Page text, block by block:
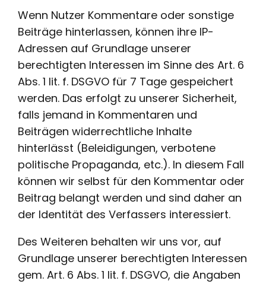
Wenn Nutzer Kommentare oder sonstige
Beiträge hinterlassen, können ihre IP-
Adressen auf Grundlage unserer
berechtigten Interessen im Sinne des Art. 6
Abs. 1 lit. f. DSGVO für 7 Tage gespeichert
werden. Das erfolgt zu unserer Sicherheit,
falls jemand in Kommentaren und
Beiträgen widerrechtliche Inhalte
hinterlässt (Beleidigungen, verbotene
politische Propaganda, etc.). In diesem Fall
können wir selbst für den Kommentar oder
Beitrag belangt werden und sind daher an
der Identität des Verfassers interessiert.
Des Weiteren behalten wir uns vor, auf
Grundlage unserer berechtigten Interessen
gem. Art. 6 Abs. 1 lit. f. DSGVO, die Angaben